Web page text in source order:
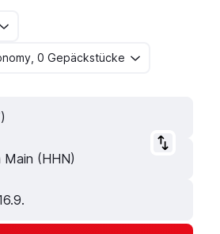
0 Gepäckstücke
Main (HHN)